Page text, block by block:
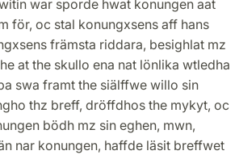
war sporde hwat konungen aat
för, oc stal konungxsens aff hans
främsta riddara, besighlat mz
at the skullo ena nat lönlika wtledha
swa framt the siälffwe willo sin
thz breff, dröffdhos the mykyt, oc
bödh mz sin eghen, mwn,
nar konungen, haffde läsit breffwet